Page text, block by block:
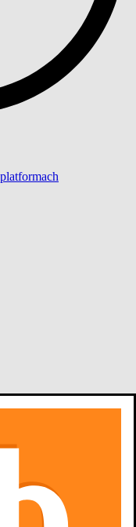
platformach